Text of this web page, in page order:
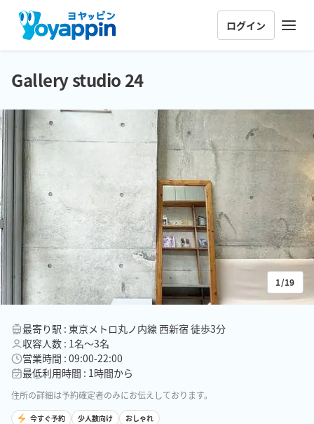
ログイン
1/19
最寄り駅 : 東京メトロ丸ノ内線 西新宿 徒歩3分
収容人数 : 1名〜3名
営業時間 : 09:00-22:00
最低利用時間 : 1時間から
住所の詳細は予約確定者のみにお伝えしております。
今すぐ予約 少人数向け おしゃれ
Gallery studio 24